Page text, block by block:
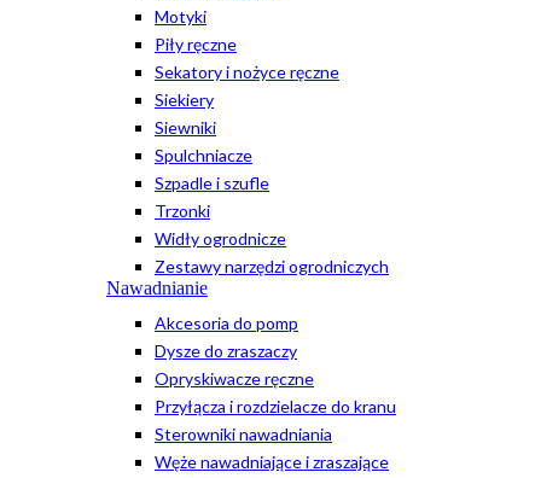
Motyki
Piły ręczne
Sekatory i nożyce ręczne
Siekiery
Siewniki
Spulchniacze
Szpadle i szufle
Trzonki
Widły ogrodnicze
Zestawy narzędzi ogrodniczych
Nawadnianie
Akcesoria do pomp
Dysze do zraszaczy
Opryskiwacze ręczne
Przyłącza i rozdzielacze do kranu
Sterowniki nawadniania
Węże nawadniające i zraszające